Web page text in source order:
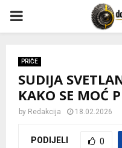
P
M
PRIČE
SUDIJA
KAKO SE MOĆ
by Redakcija 18.02.2026
PODIJELI 0